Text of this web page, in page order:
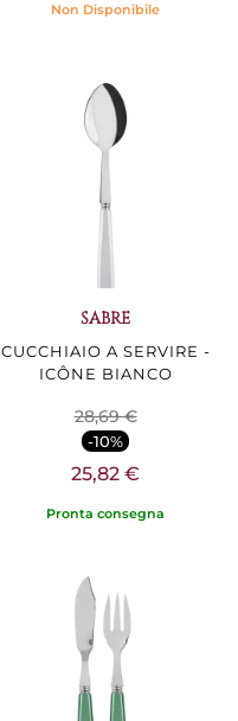
Non Disponibile
SABRE
CUCCHIAIO A SERVIRE -
ICÔNE BIANCO
28,69 €
-10%
25,82 €
Pronta consegna